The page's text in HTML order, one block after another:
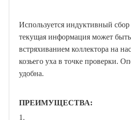
Используется индуктивный
текущая информация может
встряхиванием коллектора на
козьего уха в точке проверки.
удобна.
ПРЕИМУЩЕСТВА:
1.